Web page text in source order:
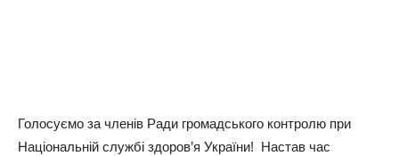
Голосуємо за членів Ради громадського контролю при
Національній службі здоров’я України! Настав час